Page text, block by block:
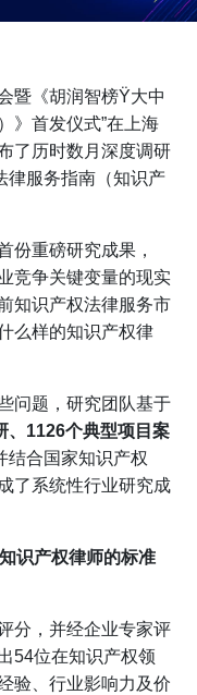
暨《胡润智榜Ÿ大中
》首发仪式”在上海
了历时数月深度调研
律服务指南（知识产
份重磅研究成果，
竞争关键变量的现实
知识产权法律服务市
么样的知识产权律
问题，研究团队基于
、1126个典型项目案
结合国家知识产权
了系统性行业研究成
识产权律师的标准
分，并经企业专家评
54位在知识产权领
验、行业影响力及价